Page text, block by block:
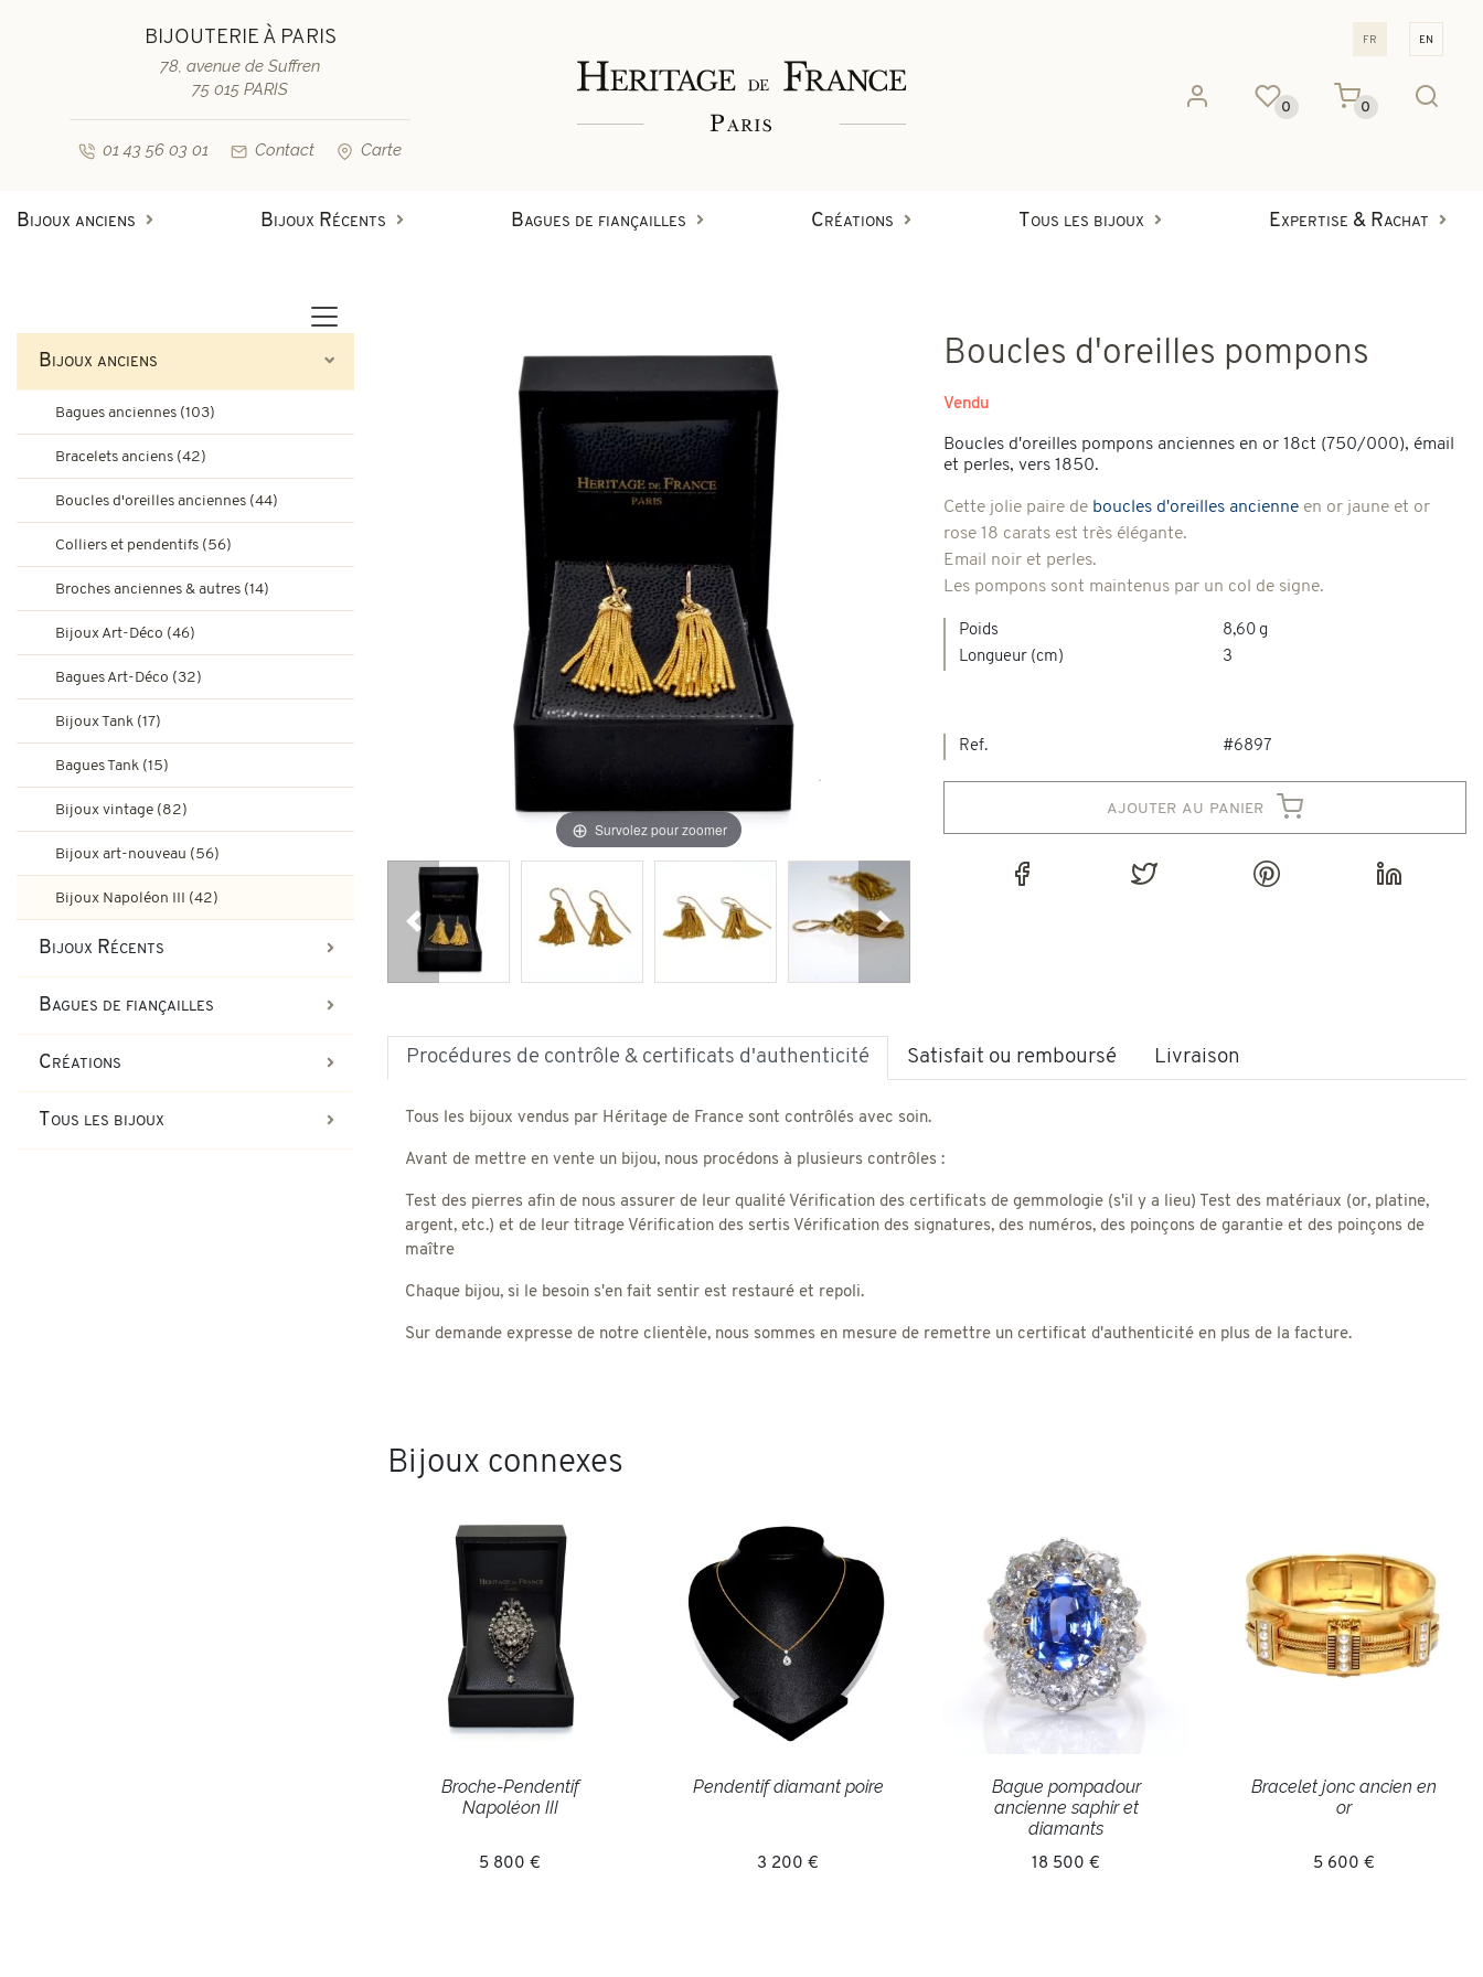
fr en
BIJOUTERIE À PARIS
78, avenue de Suffren
75 015 PARIS
01 43 56 03 01 Contact Carte
0 0
Bijoux anciens
Boucles d'oreilles anciennes
Broches anciennes & autres
Bijoux Art-Déco
Bagues Art-Déco
Bijoux Tank
Bagues Tank
Bijoux vintage
Bijoux Napoléon III
Bijoux Récents
Bagues vintage & d'occasion
Boucles d'oreilles vintage & d'occasion
Broches et autres bijoux vintage & d'occasion
Bagues de fiançailles
Bagues de fiançailles diamant
Bagues de fiançailles rubis
Bagues de fiançailles émeraude
Créations
Créations en diamant
Créations en pierres de couleur
Tous les bijoux
Nouveaux bijoux
Expertise & Rachat
Bijoux anciens
Bagues anciennes (103)
Bracelets anciens (42)
Boucles d'oreilles anciennes (44)
Colliers et pendentifs (56)
Broches anciennes & autres (14)
Bijoux Art-Déco (46)
Bagues Art-Déco (32)
Bijoux Tank (17)
Bagues Tank (15)
Bijoux vintage (82)
Bijoux art-nouveau (56)
Bijoux Napoléon III (42)
Bijoux Récents
Bagues de fiançailles
Créations
Tous les bijoux
Survolez pour zoomer
Précédent Suivant
Boucles d'oreilles pompons
Vendu
Boucles d'oreilles pompons anciennes en or 18ct (750/000), émail
et perles, vers 1850.
Cette jolie paire de boucles d'oreilles ancienne en or jaune et or
rose 18 carats est très élégante.
Email noir et perles.
Les pompons sont maintenus par un col de signe.
Poids
8,60 g
Longueur (cm)
3
Ref. #6897
ajouter au panier
Procédures de contrôle & certificats d'authenticité Satisfait ou remboursé Livraison
Tous les bijoux vendus par Héritage de France sont contrôlés avec soin.
Avant de mettre en vente un bijou, nous procédons à plusieurs contrôles :
Test des pierres afin de nous assurer de leur qualité Vérification des certificats de gemmologie (s'il y a lieu) Test des matériaux (or, platine,
argent, etc.) et de leur titrage Vérification des sertis Vérification des signatures, des numéros, des poinçons de garantie et des poinçons de
maître
Chaque bijou, si le besoin s'en fait sentir est restauré et repoli.
Sur demande expresse de notre clientèle, nous sommes en mesure de remettre un certificat d'authenticité en plus de la facture.
Bijoux connexes
Broche-Pendentif
Napoléon III
5 800 €
Pendentif diamant poire
3 200 €
Bague pompadour
ancienne saphir et
diamants
18 500 €
Bracelet jonc ancien en
or
5 600 €